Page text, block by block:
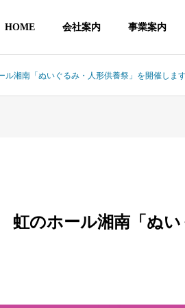
HOME 会社案内 事業案内
ル湘南「ぬいぐるみ・人形供養祭」を開催しま
虹のホール湘南「ぬ